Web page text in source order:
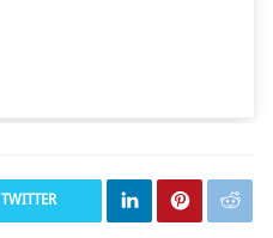
TWITTER